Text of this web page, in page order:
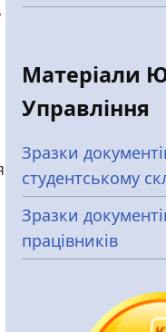
Матеріали
Управління
Зразки
студентському
Зразки
працівників